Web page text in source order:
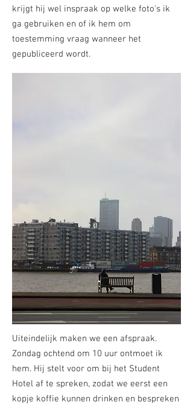
krijgt hij wel inspraak op welke foto's ik
ga gebruiken en of ik hem om
toestemming vraag wanneer het
gepubliceerd wordt.
Uiteindelijk maken we een afspraak.
Zondag ochtend om 10 uur ontmoet ik
hem. Hij stelt voor om bij het Student
Hotel af te spreken, zodat we eerst een
kopje koffie kunnen drinken en bespreken